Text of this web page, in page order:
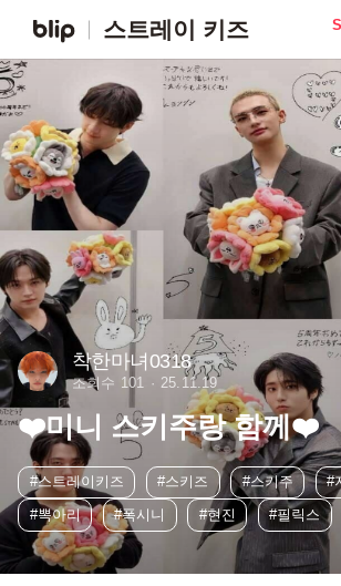
스트레이 키즈
착한마녀0318
조회수 101 25.11.19
❤️미니 스키주랑 함께❤️
#스트레이키즈 #스키즈 #스키주
#
#뽁아리
#폭시니 #현진 #필릭스